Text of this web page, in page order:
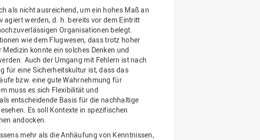
als nicht ausreichend, um ein hohes Maß an
werden, d. h. bereits vor dem Eintritt
Organisationen belegt.
wie dem Flugwesen, dass trotz hoher
konnte ein solches Denken und
Auch der Umgang mit Fehlern ist nach
für eine Sicherheitskultur ist, dass das
bzw. eine gute Wahrnehmung für
muss es sich Flexibilität und
entscheidende Basis für die nachhaltige
Es soll Kontexte in spezifischen
andocken.
mehr als die Anhäufung von Kenntnissen,